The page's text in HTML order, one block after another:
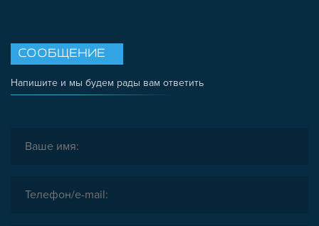
СООБЩЕНИЕ
Напишите и мы будем рады вам ответить